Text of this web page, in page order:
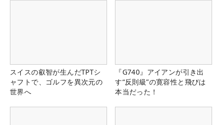
スイスの叡智が生んだTPTシ
ャフトで、ゴルフを異次元の
世界へ
『G740』アイアンが引き出
す“反則級”の寛容性と飛びは
本当だった！